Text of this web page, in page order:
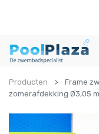
Producten
Frame
zomerafdekking Ø3,05 m